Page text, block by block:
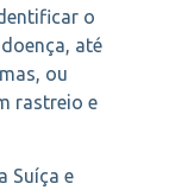
o
até
ou
rastreio e
Suíça e